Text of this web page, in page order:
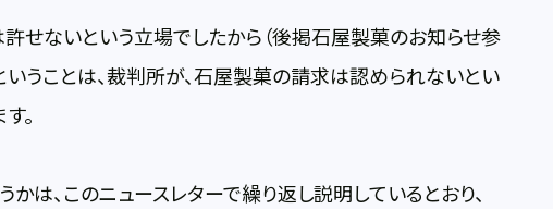
せないという立場でしたから（後掲石屋製菓のお知らせ参
いうことは、裁判所が、石屋製菓の請求は認められないとい
。
は、このニュースレターで繰り返し説明しているとおり、